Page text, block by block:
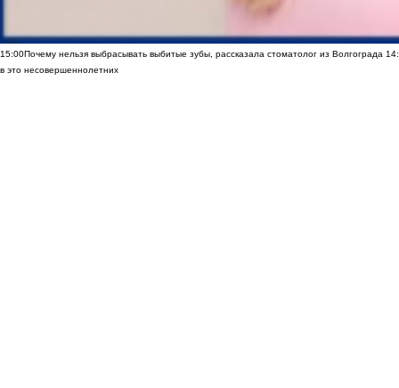
15:00Почему нельзя выбрасывать выбитые зубы, рассказала стоматолог из Волгограда
в это несовершеннолетних